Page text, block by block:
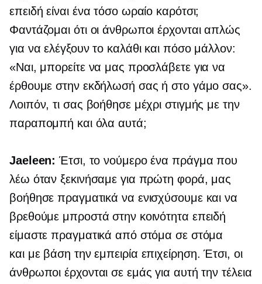
επειδή είναι ένα τόσο ωραίο καρότσι;
Φαντάζομαι ότι οι άνθρωποι έρχονται απλώς
για να ελέγξουν το καλάθι και πόσο μάλλον:
«Ναι, μπορείτε να μας προσλάβετε για να
έρθουμε στην εκδήλωσή σας ή στο γάμο σας».
Λοιπόν, τι σας βοήθησε μέχρι στιγμής με την
παραπομπή και όλα αυτά;
Jaeleen: Έτσι, το νούμερο ένα πράγμα που
λέω όταν ξεκινήσαμε για πρώτη φορά, μας
βοήθησε πραγματικά να ενισχύσουμε και να
βρεθούμε μπροστά στην κοινότητα επειδή
είμαστε πραγματικά από στόμα σε στόμα
και με βάση την εμπειρία επιχείρηση. Έτσι, οι
άνθρωποι έρχονται σε εμάς για αυτή την τέλεια